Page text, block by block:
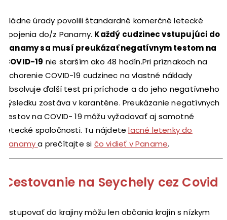
Vládne úrady povolili štandardné komerčné letecké
spojenia do/z Panamy. Každý cudzinec vstupujúci do
Panamy sa musí preukázať negatívnym testom na
COVID-19 nie starším ako 48 hodín.Pri príznakoch na
ochorenie COVID-19 cudzinec na vlastné náklady
absolvuje ďalší test pri príchode a do jeho negatívneho
výsledku zostáva v karanténe. Preukázanie negatívnych
testov na COVID- 19 môžu vyžadovať aj samotné
letecké spoločnosti. Tu nájdetelacné letenky do
Panamya prečítajte si čo vidieť v Paname.
Cestovanie na Seychely cez Covid
Vstupovať do krajiny môžu len občania krajín s nízkym